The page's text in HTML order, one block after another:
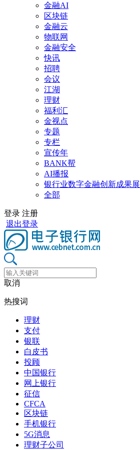
金融AI
区块链
金融云
物联网
金融安全
快讯
招聘
会议
江湖
理财
福利汇
金视点
专题
专栏
宣传年
BANK帮
AI播报
银行业数字金融创新成果展
全部
登录 注册
退出登录
取消
热搜词
理财
支付
银联
白皮书
投顾
中国银行
网上银行
征信
CFCA
区块链
手机银行
5G消息
理财子公司